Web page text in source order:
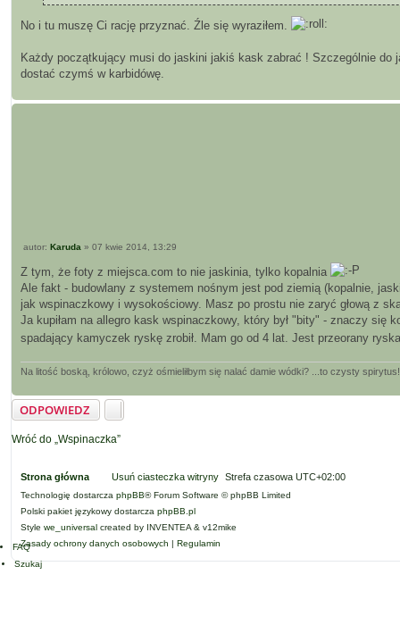
FAQ
Szukaj
No i tu muszę Ci rację przyznać. Źle się wyraziłem.
Każdy początkujący musi do jaskini jakiś kask zabrać ! Szczególnie do
dostać czymś w karbidówę.
P
s
t
autor: Karuda » 07 kwie 2014, 13:29
Z tym, że foty z miejsca.com to nie jaskinia, tylko kopalnia
Ale fakt - budowlany z systemem nośnym jest pod ziemią (kopalnie,
jak wspinaczkowy i wysokościowy. Masz po prostu nie zaryć głową z
Ja kupiłam na allegro kask wspinaczkowy, który był "bity" - znaczy się
spadający kamyczek ryskę zrobił. Mam go od 4 lat. Jest przeorany
Na litość boską, królowo, czyż ośmieliłbym się nalać damie wódki? ...to czysty spirytus!
ODPOWIEDZ
Wróć do „Wspinaczka”
Strona główna Usuń ciasteczka witryny Strefa czasowa UTC+02:00
Technologię dostarcza phpBB® Forum Software © phpBB Limited
Polski pakiet językowy dostarcza phpBB.pl
Style we_universal created by INVENTEA & v12mike
Zasady ochrony danych osobowych | Regulamin